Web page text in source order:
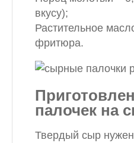
вкусу);
Растительное
фритюра.
палочек на
Твердый сыр